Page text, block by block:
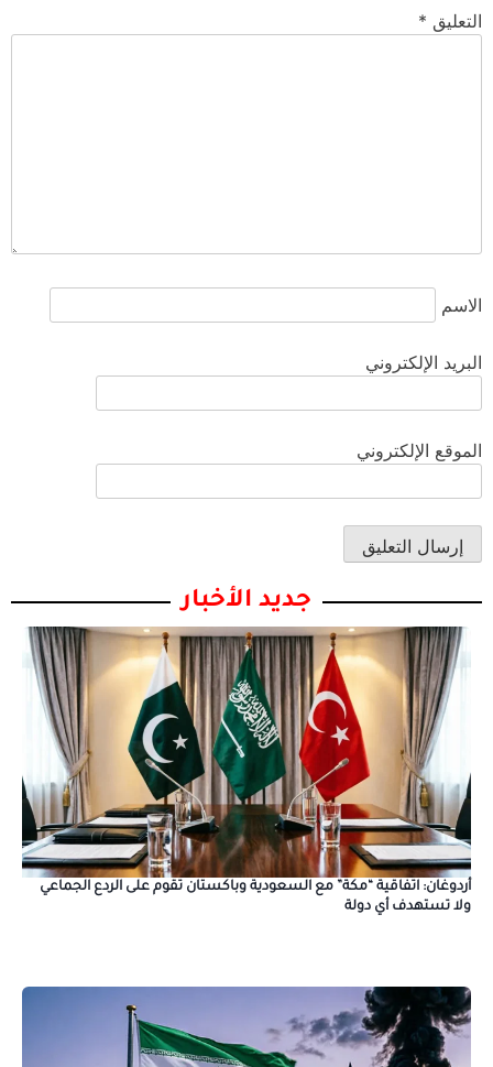
التعليق *
الاسم
البريد الإلكتروني
الموقع الإلكتروني
جديد الأخبار
أردوغان: اتفاقية “مكة” مع السعودية وباكستان تقوم على الردع الجماعي
ولا تستهدف أي دولة